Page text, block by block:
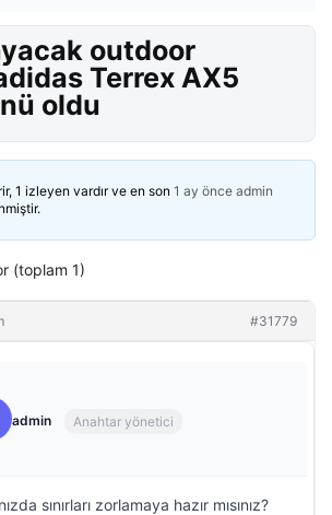
outdoor
Terrex AX5
oldu
1 izleyen vardır ve en son 1 ay önce admin
(toplam 1)
#31779
admin Anahtar yönetici
sınırları zorlamaya hazır mısınız?